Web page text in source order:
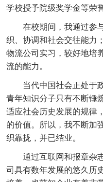
学校授予院级奖学金等荣誉
在校期间，我通过参
织、协调和社会交往能力
物流公司实习，较好地培
流的能力。
当代中国社会正处于
青年知识分子只有不断锤
适应社会历史发展的规律
的价值。所以，我不断加
织靠拢，并已结业。
通过互联网和报章杂
司具有数年发展的悠久历